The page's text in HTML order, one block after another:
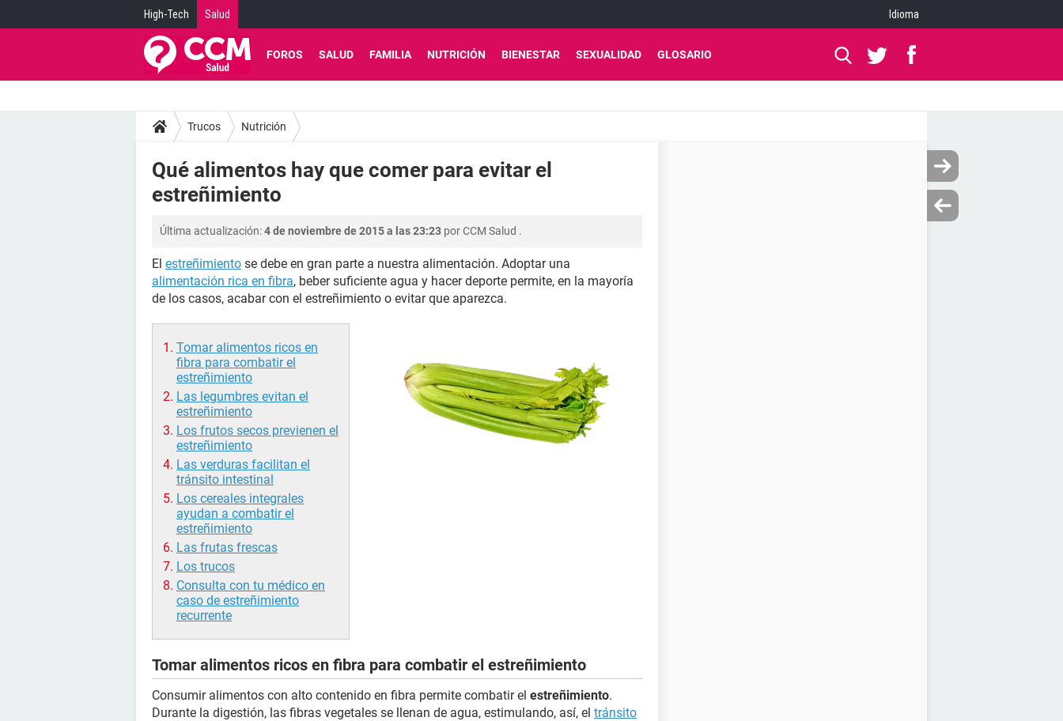
High-Tech Salud Idioma
FOROS SALUD FAMILIA NUTRICIÓN BIENESTAR SEXUALIDAD GLOSARIO
Trucos Nutrición
Qué alimentos hay que comer para evitar el
estreñimiento
Última actualización:4 de noviembre de 2015 a las 23:23 porCCM Salud .
El estreñimiento se debe en gran parte a nuestra alimentación. Adoptar una
alimentación rica en fibra, beber suficiente agua y hacer deporte permite, en la mayoría
de los casos, acabar con el estreñimiento o evitar que aparezca.
Tomar alimentos ricos en
fibra para combatir el
estreñimiento
Las legumbres evitan el
estreñimiento
Los frutos secos previenen el
estreñimiento
Las verduras facilitan el
tránsito intestinal
Los cereales integrales
ayudan a combatir el
estreñimiento
Las frutas frescas
Los trucos
Consulta con tu médico en
caso de estreñimiento
recurrente
Tomar alimentos ricos en fibra para combatir el estreñimiento
Consumir alimentos con alto contenido en fibra permite combatir el estreñimiento.
Durante la digestión, las fibras vegetales se llenan de agua, estimulando, así, el tránsito